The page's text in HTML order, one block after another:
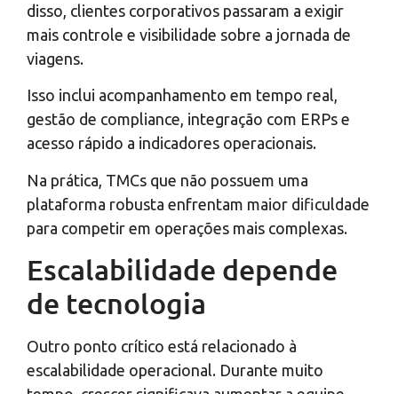
disso, clientes corporativos passaram a exigir
mais controle e visibilidade sobre a jornada de
viagens.
Isso inclui acompanhamento em tempo real,
gestão de compliance, integração com ERPs e
acesso rápido a indicadores operacionais.
Na prática, TMCs que não possuem uma
plataforma robusta enfrentam maior dificuldade
para competir em operações mais complexas.
Escalabilidade depende
de tecnologia
Outro ponto crítico está relacionado à
escalabilidade operacional. Durante muito